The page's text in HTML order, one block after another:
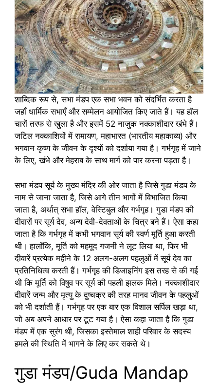
शाब्दिक रूप से, सभा मंडप एक सभा भवन को संदर्भित करता है
जहाँ धार्मिक सभाएँ और सम्मेलन आयोजित किए जाते हैं। यह हॉल
चारों तरफ से खुला है और इसमें 52 नाजुक नक्काशीदार खंभे हैं।
जटिल नक्काशियों में रामायण, महाभारत (भारतीय महाकाव्य) और
भगवान कृष्ण के जीवन के दृश्यों को दर्शाया गया है। गर्भगृह में जाने
के लिए, खंभे और मेहराब के साथ मार्ग को पार करना पड़ता है।
सभा मंडप सूर्य के मुख्य मंदिर की ओर जाता है जिसे गुडा मंडप के
नाम से जाना जाता है, जिसे आगे तीन भागों में विभाजित किया
जाता है, अर्थात् सभा हॉल, वेस्टिबुल और गर्भगृह। गुडा मंडप की
दीवारों पर सूर्य देव, अन्य देवी-देवताओं के चित्र बने हैं। ऐसा कहा
जाता है कि गर्भगृह में कभी भगवान सूर्य की स्वर्ण मूर्ति हुआ करती
थी। हालाँकि, मूर्ति को महमूद गजनी ने लूट लिया था, फिर भी
दीवारें प्रत्येक महीने के 12 अलग-अलग पहलुओं में सूर्य देव का
प्रतिनिधित्व करती हैं। गर्भगृह की डिजाइनिंग इस तरह से की गई
थी कि मूर्ति को विषुव पर सूर्य की पहली झलक मिले। नक्काशीदार
दीवारें जन्म और मृत्यु के दुष्चक्र की तरह मानव जीवन के पहलुओं
को भी दर्शाती हैं। गर्भगृह पर एक बार एक विशाल सर्पिल खड़ा था,
जो अब अपने आधार पर टूट गया है। ऐसा कहा जाता है कि गुडा
मंडप में एक सुरंग थी, जिसका इस्तेमाल शाही परिवार के सदस्य
हमले की स्थिति में भागने के लिए कर सकते थे।
गुडा मंडप/Guda Mandap